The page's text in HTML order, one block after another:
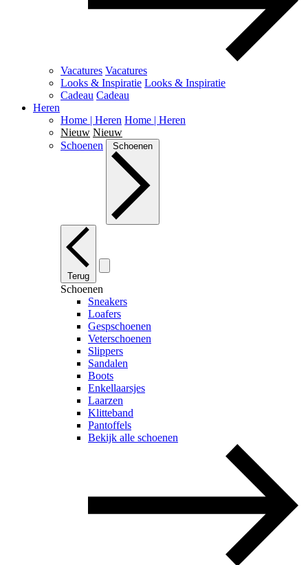
Vacatures Vacatures
Looks & Inspiratie Looks & Inspiratie
Cadeau Cadeau
Heren
Home | Heren Home | Heren
Nieuw Nieuw
Schoenen
Schoenen
Terug
Schoenen
Sneakers
Loafers
Gespschoenen
Veterschoenen
Slippers
Sandalen
Boots
Enkellaarsjes
Laarzen
Klitteband
Pantoffels
Bekijk alle schoenen